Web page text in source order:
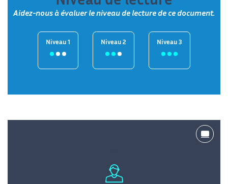
Aidez-nous à évaluer le niveau de lecture de ce document.
Niveau 1 Niveau 2 Niveau 3